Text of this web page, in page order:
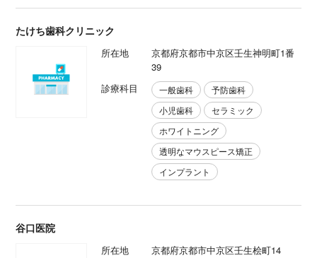
たけち歯科クリニック
所在地
京都府京都市中京区壬生神明町1番
39
診療科目
一般歯科
予防歯科
小児歯科
セラミック
ホワイトニング
透明なマウスピース矯正
インプラント
谷口医院
所在地
京都府京都市中京区壬生桧町14